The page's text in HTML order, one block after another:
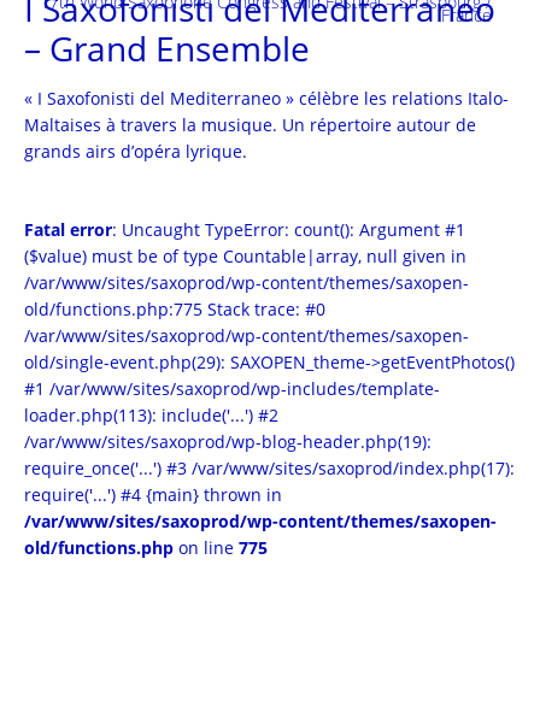
France
– Grand Ensemble
« I Saxofonisti del Mediterraneo » célèbre les relations Italo-
Maltaises à travers la musique. Un répertoire autour de
grands airs d’opéra lyrique.
Fatal error: Uncaught TypeError: count(): Argument #1
($value) must be of type Countable|array, null given in
/var/www/sites/saxoprod/wp-content/themes/saxopen-
old/functions.php:775 Stack trace: #0
/var/www/sites/saxoprod/wp-content/themes/saxopen-
old/single-event.php(29): SAXOPEN_theme->getEventPhotos()
#1 /var/www/sites/saxoprod/wp-includes/template-
loader.php(113): include('...') #2
/var/www/sites/saxoprod/wp-blog-header.php(19):
require_once('...') #3 /var/www/sites/saxoprod/index.php(17):
require('...') #4 {main} thrown in
/var/www/sites/saxoprod/wp-content/themes/saxopen-
old/functions.php on line 775